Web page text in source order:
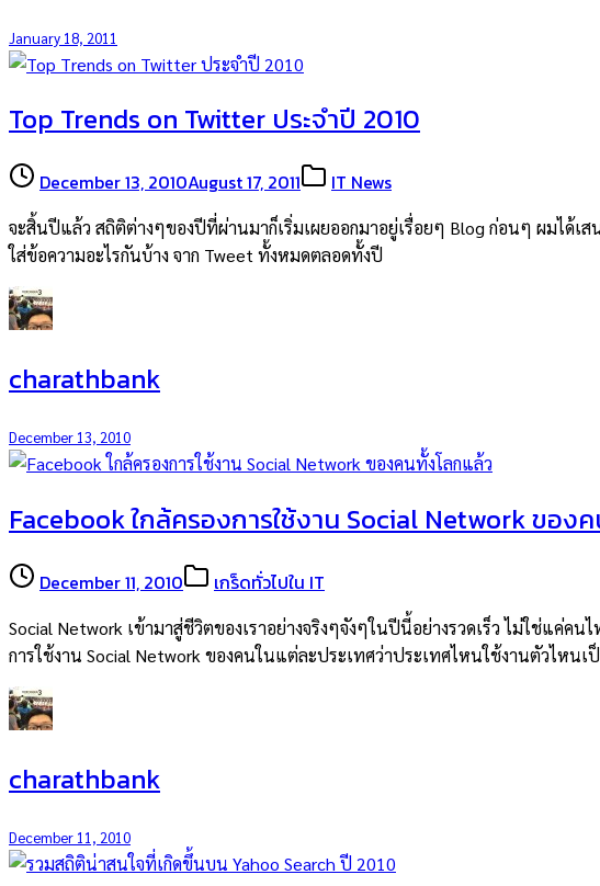
January 18, 2011
Top Trends on Twitter ประจำปี 2010
December 13, 2010August 17, 2011 IT News
จะสิ้นปีแล้ว สถิติต่างๆของปีที่ผ่านมาก็เริ่มเผยออกมาอยู่เรื่อยๆ Blog ก่อนๆ ผมได้
ใส่ข้อความอะไรกันบ้าง จาก Tweet ทั้งหมดตลอดทั้งปี
charathbank
December 13, 2010
Facebook ใกล้ครองการใช้งาน Social Network ของ
December 11, 2010 เกร็ดทั่วไปใน IT
Social Network เข้ามาสู่ชีวิตของเราอย่างจริงๆจังๆในปีนี้อย่างรวดเร็ว ไม่ใช่แ
การใช้งาน Social Network ของคนในแต่ละประเทศว่าประเทศไหนใช้งานตัวไหน
charathbank
December 11, 2010